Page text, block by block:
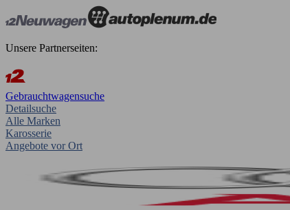
Unsere Partnerseiten:
Gebrauchtwagensuche
Detailsuche
Alle Marken
Karosserie
Angebote vor Ort